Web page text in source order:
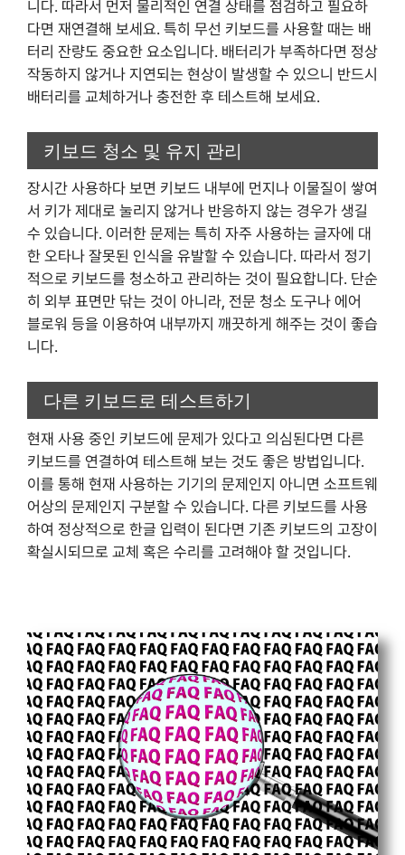
니다. 따라서 먼저 물리적인 연결 상태를 점검하고 필요하
다면 재연결해 보세요. 특히 무선 키보드를 사용할 때는 배
터리 잔량도 중요한 요소입니다. 배터리가 부족하다면 정상
작동하지 않거나 지연되는 현상이 발생할 수 있으니 반드시
배터리를 교체하거나 충전한 후 테스트해 보세요.
키보드 청소 및 유지 관리
장시간 사용하다 보면 키보드 내부에 먼지나 이물질이 쌓여
서 키가 제대로 눌리지 않거나 반응하지 않는 경우가 생길
수 있습니다. 이러한 문제는 특히 자주 사용하는 글자에 대
한 오타나 잘못된 인식을 유발할 수 있습니다. 따라서 정기
적으로 키보드를 청소하고 관리하는 것이 필요합니다. 단순
히 외부 표면만 닦는 것이 아니라, 전문 청소 도구나 에어
블로워 등을 이용하여 내부까지 깨끗하게 해주는 것이 좋습
니다.
다른 키보드로 테스트하기
현재 사용 중인 키보드에 문제가 있다고 의심된다면 다른
키보드를 연결하여 테스트해 보는 것도 좋은 방법입니다.
이를 통해 현재 사용하는 기기의 문제인지 아니면 소프트웨
어상의 문제인지 구분할 수 있습니다. 다른 키보드를 사용
하여 정상적으로 한글 입력이 된다면 기존 키보드의 고장이
확실시되므로 교체 혹은 수리를 고려해야 할 것입니다.